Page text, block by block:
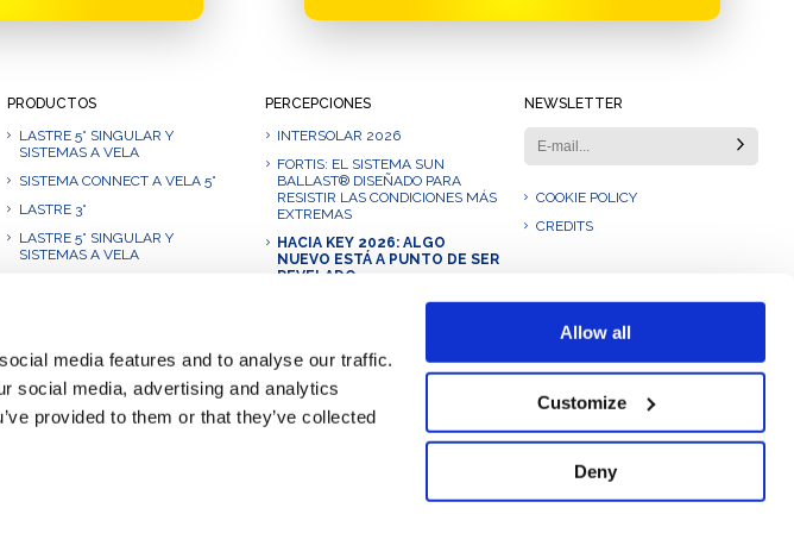
media features and to analyse our traffic.
social media, advertising and analytics
provided to them or that they’ve collected
Allow all
Customize
Deny
PRODUCTOS
LASTRE 5° SINGULAR Y
SISTEMAS A VELA
SISTEMA CONNECT A VELA 5°
LASTRE 3°
LASTRE 5° SINGULAR Y
SISTEMAS A VELA
LASTRE 15°
LASTRE 20°
LASTRE 30°.1
PERCEPCIONES
INTERSOLAR 2026
FORTIS: EL SISTEMA SUN
BALLAST® DISEÑADO PARA
RESISTIR LAS CONDICIONES MÁS
EXTREMAS
HACIA KEY 2026: ALGO
NUEVO ESTÁ A PUNTO DE SER
REVELADO.
NUESTRO 2025: UN VIAJE DE
SUN BALLAST ELITE: EL
NUEVO SERVICIO EXCLUSIVO
PARA PROFESIONALES DEL
SECTOR FOTOVOLTAICO
NEWSLETTER
COOKIE POLICY
CREDITS